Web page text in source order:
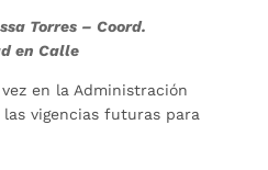
Torres – Coord.
en Calle
en la Administración
vigencias futuras para